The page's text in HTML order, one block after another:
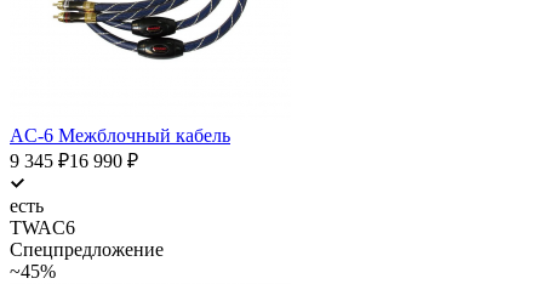
AC-6 Межблочный кабель
9 345 ₽16 990 ₽
есть
TWAC6
Спецпредложение
~45%